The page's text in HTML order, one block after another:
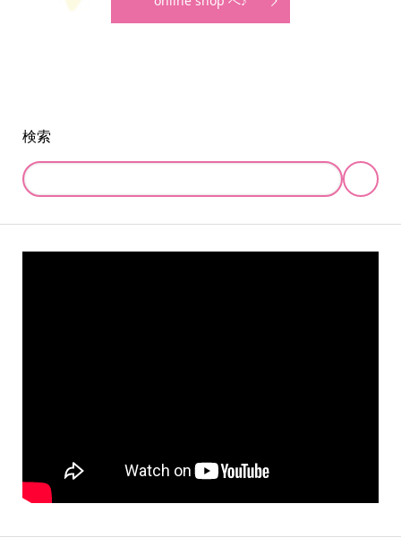
検索